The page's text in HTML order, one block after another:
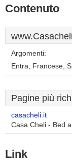
Contenuto
Argomenti:
Entra, Francese,
Pagine più
casacheli.it
Casa Cheli - Bed
Link